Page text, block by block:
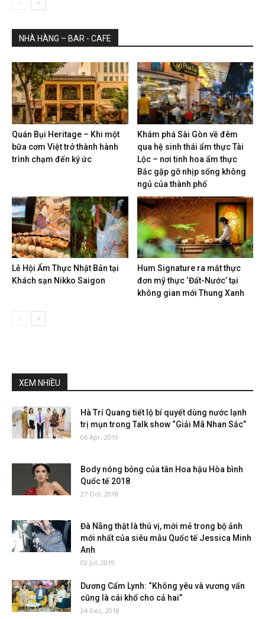
NHÀ HÀNG – BAR - CAFE
Quán Bụi Heritage – Khi một
bữa cơm Việt trở thành hành
trình chạm đến ký ức
Khám phá Sài Gòn về đêm
qua hệ sinh thái ẩm thực Tài
Lộc – nơi tinh hoa ẩm thực
Bắc gặp gỡ nhịp sống không
ngủ của thành phố
Lễ Hội Ẩm Thực Nhật Bản tại
Khách sạn Nikko Saigon
Hum Signature ra mắt thực
đơn mỹ thực ‘Đất-Nước’ tại
không gian mới Thung Xanh
XEM NHIỀU
Hà Trí Quang tiết lộ bí quyết dùng nước lạnh
trị mụn trong Talk show “Giải Mã Nhan Sắc”
06 Apr, 2019
Body nóng bỏng của tân Hoa hậu Hòa bình
Quốc tế 2018
27 Oct, 2018
Đà Nẵng thật là thú vị, mới mẻ trong bộ ảnh
mới nhất của siêu mẫu Quốc tế Jessica Minh
Anh
02 Jul, 2019
Dương Cẩm Lynh: “Không yêu và vương vấn
cũng là cái khổ cho cả hai”
24 Dec, 2018